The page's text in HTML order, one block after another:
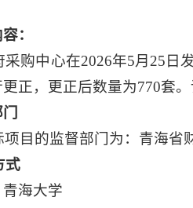
：
采购中心在2026年5月25日
正，更正后数量为770套
项目的监督部门为：青海省
式
海大学